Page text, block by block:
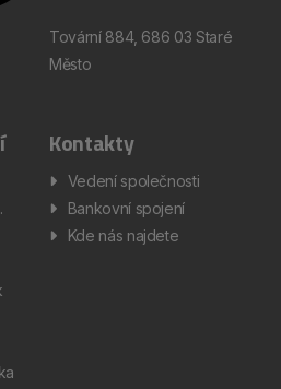
Tovární 884, 686 03 Staré
Město
Kontakty
Vedení společnosti
Bankovní spojení
Kde nás najdete